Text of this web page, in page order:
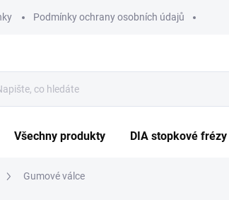
Podmínky ochrany osobních údajů
Všechny produkty DIA stopkové frézy
Gumové válce